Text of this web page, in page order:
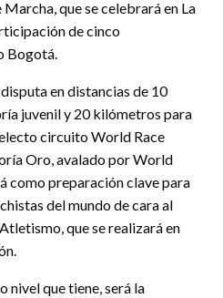
que se celebrará en La
de cinco
Bogotá.
en distancias de 10
juvenil y 20 kilómetros para
circuito World Race
Oro, avalado por World
como preparación clave para
del mundo de cara al
que se realizará en
nivel que tiene, será la